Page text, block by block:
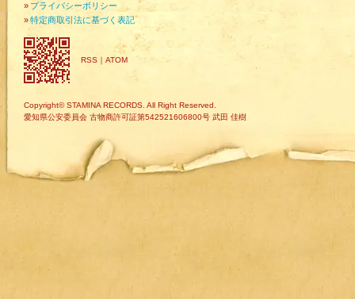
» プライバシーポリシー
»特定商取引法に基づく表記
RSS ｜ ATOM
Copyright© STAMINA RECORDS. All Right Reserved.
愛知県公安委員会 古物商許可証第542521606800号 武田 佳樹